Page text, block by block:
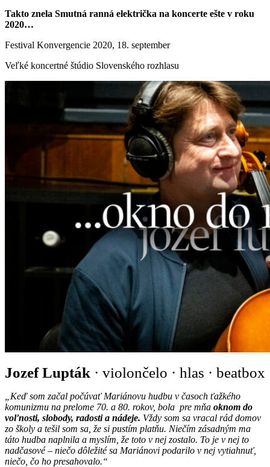
Takto znela Smutná ranná električka na koncerte ešte v roku
2020…
Festival Konvergencie 2020, 18. september
Veľké koncertné štúdio Slovenského rozhlasu
Jozef Lupták · violončelo · hlas · beatbox
„Keď som začal počúvať Mariánovu hudbu v časoch ťažkého
komunizmu na prelome 70. a 80. rokov, bola pre mňa oknom do
voľnosti, slobody, radosti a nádeje. Vždy som sa vracal rád domov
zo školy a tešil som sa, že si pustím platňu. Niečím zásadným ma
táto hudba naplnila a myslím, že toto v nej zostalo. To je v nej to
nadčasové – niečo dôležité sa Mariánovi podarilo v nej vytiahnuť,
niečo, čo ho presahovalo.“